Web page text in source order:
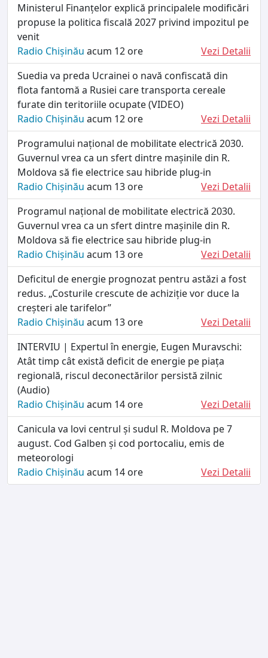
Ministerul Finanțelor explică principalele modificări
propuse la politica fiscală 2027 privind impozitul pe
venit
Radio Chișinău acum 12 ore
Vezi Detalii
Suedia va preda Ucrainei o navă confiscată din
flota fantomă a Rusiei care transporta cereale
furate din teritoriile ocupate (VIDEO)
Radio Chișinău acum 12 ore
Vezi Detalii
Programului național de mobilitate electrică 2030.
Guvernul vrea ca un sfert dintre mașinile din R.
Moldova să fie electrice sau hibride plug-in
Radio Chișinău acum 13 ore
Vezi Detalii
Programul național de mobilitate electrică 2030.
Guvernul vrea ca un sfert dintre mașinile din R.
Moldova să fie electrice sau hibride plug-in
Radio Chișinău acum 13 ore
Vezi Detalii
Deficitul de energie prognozat pentru astăzi a fost
redus. „Costurile crescute de achiziție vor duce la
creșteri ale tarifelor”
Radio Chișinău acum 13 ore
Vezi Detalii
INTERVIU | Expertul în energie, Eugen Muravschi:
Atât timp cât există deficit de energie pe piața
regională, riscul deconectărilor persistă zilnic
(Audio)
Radio Chișinău acum 14 ore
Vezi Detalii
Canicula va lovi centrul și sudul R. Moldova pe 7
august. Cod Galben și cod portocaliu, emis de
meteorologi
Radio Chișinău acum 14 ore Vezi Detalii